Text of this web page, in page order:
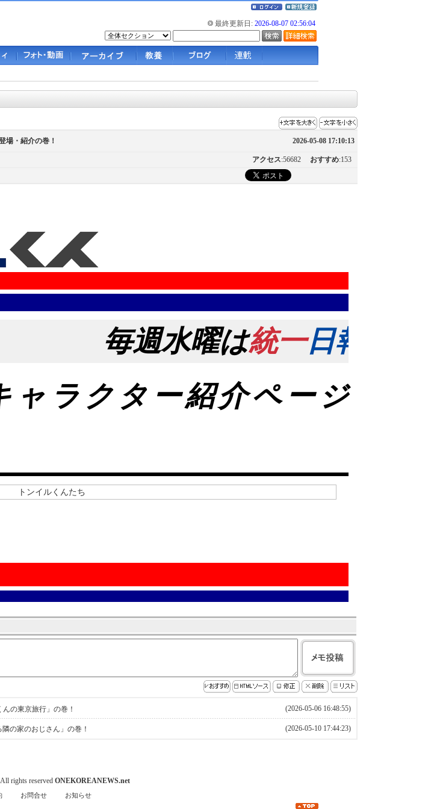
最終更新日: 2026-08-07 02:56:04
場・紹介の巻！ 2026-05-08 17:10:13
アクセス:56682 おすすめ:153
毎週水曜は統一日報
ャラクター紹介ページ
の東京旅行」の巻！ (2026-05-06 16:48:55)
の家のおじさん」の巻！ (2026-05-10 17:44:23)
rights reserved ONEKOREANEWS.net
お問合せ お知らせ